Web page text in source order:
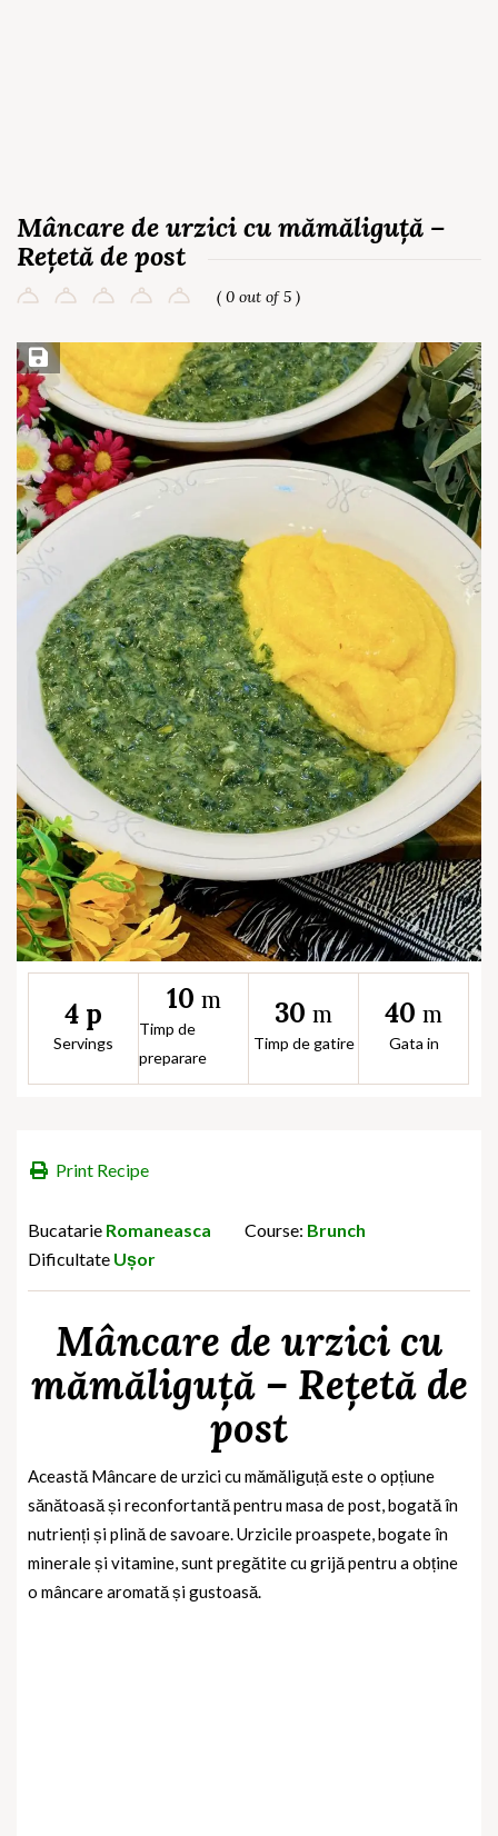
Mâncare de urzici cu mămăliguță –
Rețetă de post
( 0 out of 5 )
Save Recipe
4 p
Servings
10 m
Timp de
preparare
30 m
Timp de gatire
40 m
Gata in
Print Recipe
Bucatarie Romaneasca Course: Brunch
Dificultate Ușor
Mâncare de urzici cu
mămăliguță – Rețetă de
post
Această Mâncare de urzici cu mămăliguță este o opțiune
sănătoasă și reconfortantă pentru masa de post, bogată în
nutrienți și plină de savoare. Urzicile proaspete, bogate în
minerale și vitamine, sunt pregătite cu grijă pentru a obține
o mâncare aromată și gustoasă.